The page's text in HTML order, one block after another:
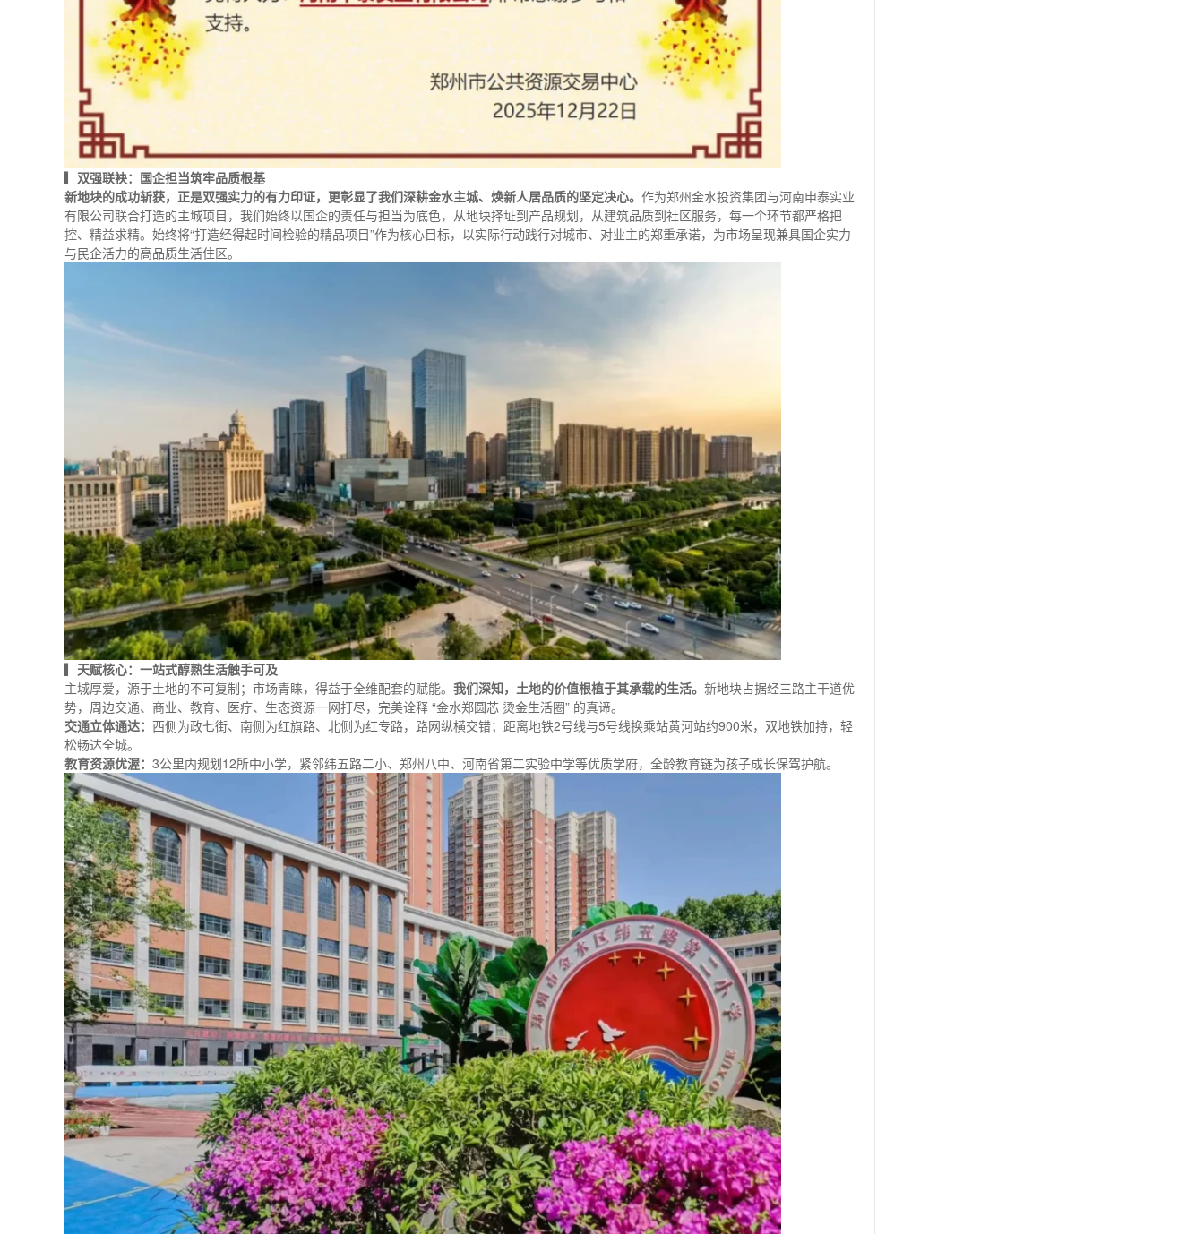
▎ 双强联袂：国企担当筑牢品质根基
新地块的成功斩获，正是双强实力的有力印证，更彰显了我们深耕金水主城、焕新人居品质的坚定决心。 作为郑州金水投资集团与河南申泰实业
有限公司联合打造的主城项目，我们始终以国企的责任与担当为底色，从地块择址到产品规划，从建筑品质到社区服务，每一个环节都严格把
控、精益求精。始终将“打造经得起时间检验的精品项目”作为核心目标，以实际行动践行对城市、对业主的郑重承诺，为市场呈现兼具国企实力
与民企活力的高品质生活住区。
▎ 天赋核心：一站式醇熟生活触手可及
主城厚爱，源于土地的不可复制；市场青睐，得益于全维配套的赋能。 我们深知，土地的价值根植于其承载的生活。 新地块占据经三路主干道优
势，周边交通、商业、教育、医疗、生态资源一网打尽，完美诠释 “金水郑圆芯 烫金生活圈” 的真谛。
交通立体通达： 西侧为政七街、南侧为红旗路、北侧为红专路，路网纵横交错；距离地铁2号线与5号线换乘站黄河站约900米，双地铁加持，轻
松畅达全城。
教育资源优渥： 3公里内规划12所中小学，紧邻纬五路二小、郑州八中、河南省第二实验中学等优质学府，全龄教育链为孩子成长保驾护航。